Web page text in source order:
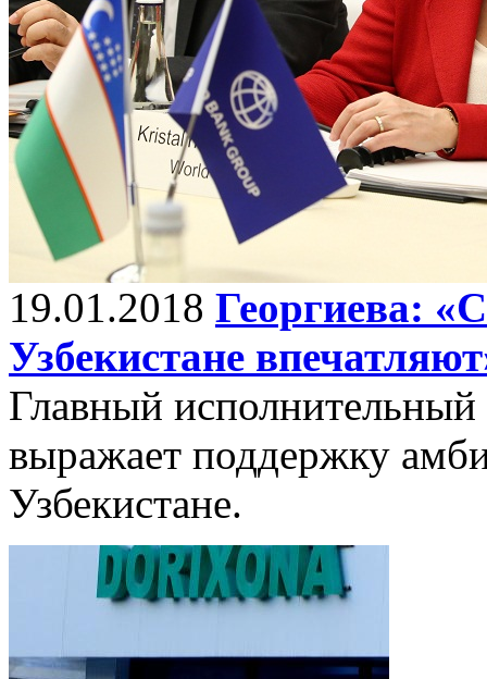
19.01.2018 Георгиева:
Узбекистане
Главный
выражает поддержку
Узбекистане.